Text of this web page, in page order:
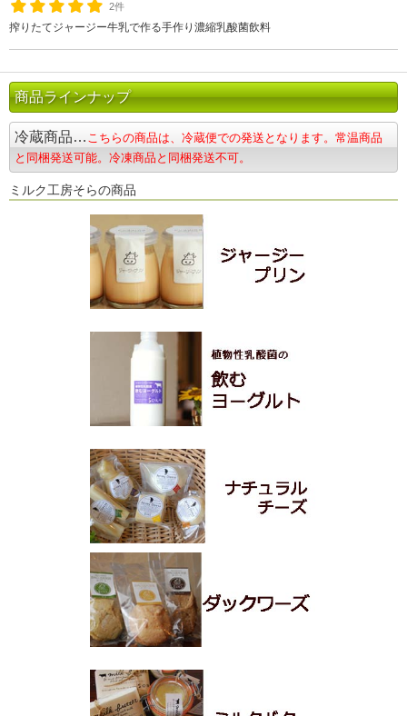
2件
搾りたてジャージー牛乳で作る手作り濃縮乳酸菌飲料
商品ラインナップ
冷蔵商品… こちらの商品は、冷蔵便での発送となります。常温商品
と同梱発送可能。冷凍商品と同梱発送不可。
ミルク工房そらの商品